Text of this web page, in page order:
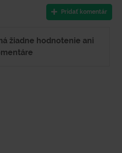
Pridať komentár
žiadne hodnotenie ani